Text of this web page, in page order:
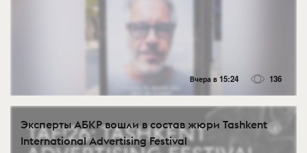
Вчера в 15:24 136
Эксперты АБКР вошли в состав жюри Tashkent
International Advertising Festival